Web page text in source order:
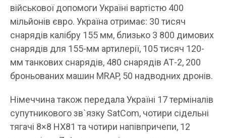
військової допомоги Україні вартістю 400
мільйонів євро. Україна отримає: 30 тисяч
снарядів калібру 155 мм, близько 3 800 димових
снарядів для 155-мм артилерії, 105 тисяч 120-
мм танкових снарядів, 480 снарядів АТ-2, 200
броньованих машин MRAP, 50 надводних дронів.
Німеччина також передала Україні 17 терміналів
супутникового зв`язку SatCom, чотири сідельні
тягачі 8×8 HX81 та чотири напівпричепи, 12